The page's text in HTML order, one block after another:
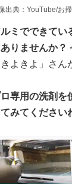
出典：YouTube/お
ミでできてい
りませんか？
きよきよ」さん
専用の洗剤を
てみてください